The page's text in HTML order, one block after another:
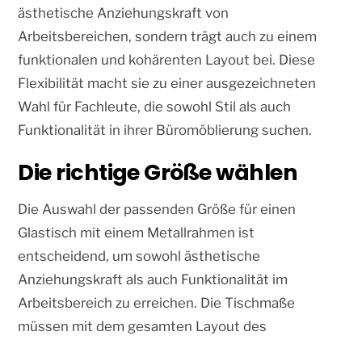
ästhetische Anziehungskraft von
Arbeitsbereichen, sondern trägt auch zu einem
funktionalen und kohärenten Layout bei. Diese
Flexibilität macht sie zu einer ausgezeichneten
Wahl für Fachleute, die sowohl Stil als auch
Funktionalität in ihrer Büromöblierung suchen.
Die richtige Größe wählen
Die Auswahl der passenden Größe für einen
Glastisch mit einem Metallrahmen ist
entscheidend, um sowohl ästhetische
Anziehungskraft als auch Funktionalität im
Arbeitsbereich zu erreichen. Die Tischmaße
müssen mit dem gesamten Layout des